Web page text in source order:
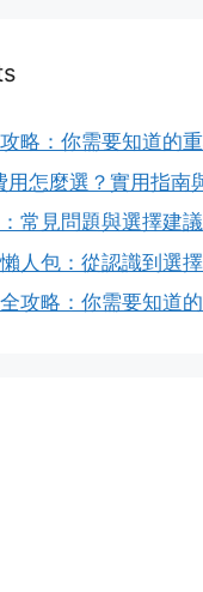
略：你需要知道的
用怎麼選？實用指南
常見問題與選擇建議
人包：從認識到選
攻略：你需要知道